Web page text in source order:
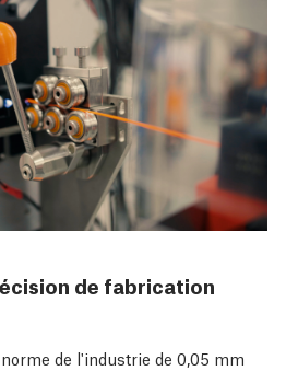
de fabrication
de l'industrie de 0,05 mm